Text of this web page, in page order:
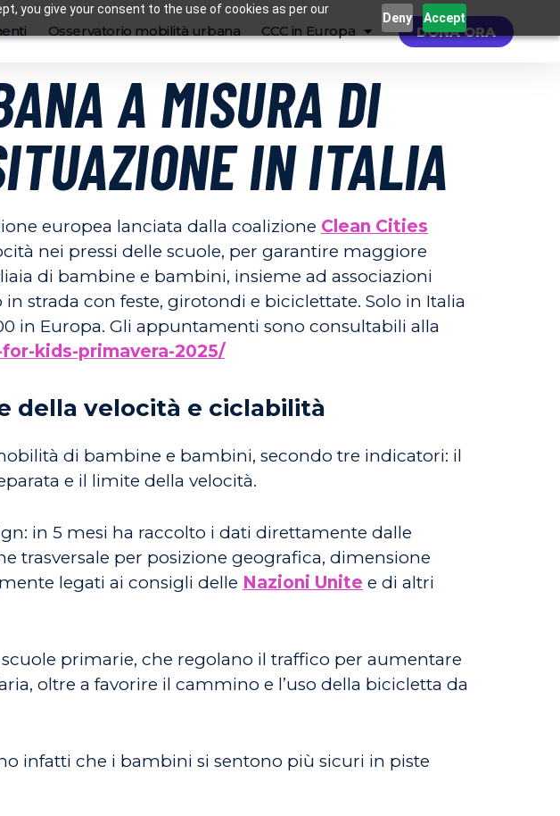
you give your consent to the use of cookies as per our
Deny Accept
Osservatorio mobilità urbana CCC in Europa DONA ORA
A MISURA DI
IN ITALIA
europea lanciata dalla coalizione Clean Cities
nei pressi delle scuole, per garantire maggiore
di bambine e bambini, insieme ad associazioni
strada con feste, girotondi e biciclettate. Solo in Italia
in Europa. Gli appuntamenti sono consultabili alla
kids-primavera-2025/
della velocità e ciclabilità
di bambine e bambini, secondo tre indicatori: il
e il limite della velocità.
in 5 mesi ha raccolto i dati direttamente dalle
per posizione geografica, dimensione
legati ai consigli delle Nazioni Unite e di altri
scuole primarie, che regolano il traffico per aumentare
oltre a favorire il cammino e l’uso della bicicletta da
infatti che i bambini si sentono più sicuri in piste